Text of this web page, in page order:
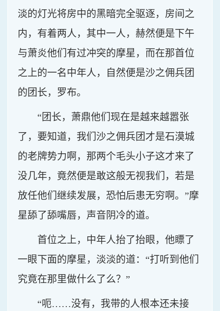
淡的灯光将房中的黑暗完全驱逐，房间之
内，有着两人，其中一人，赫然便是下午
与萧炎他们有过冲突的摩星，而在那首位
之上的一名中年人，自然便是沙之佣兵团
的团长，罗布。
“团长，萧鼎他们现在是越来越嚣张
了，要知道，我们沙之佣兵团才是石漠城
的老牌势力啊，那两个毛头小子这才来了
没几年，竟然便是敢这般无视我们，若是
放任他们继续发展，恐怕后患无穷啊。”摩
星舔了舔嘴唇，声音阴冷的道。
首位之上，中年人抬了抬眼，他瞟了
一眼下面的摩星，淡淡的道：“打听到他们
究竟在那里做什么了么？”
“呃……没有，我带的人根本还未接